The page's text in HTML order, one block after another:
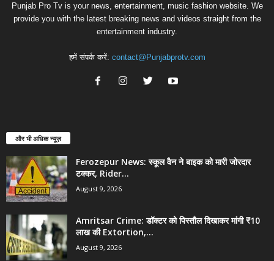
Punjab Pro Tv is your news, entertainment, music fashion website. We
provide you with the latest breaking news and videos straight from the
entertainment industry.
हमें संपर्क करें: contact@Punjabprotv.com
और भी अधिक न्यूज़
Ferozepur News: स्कूल वैन ने बाइक को मारी जोरदार
टक्कर, Rider...
August 9, 2026
Amritsar Crime: डॉक्टर को पिस्तौल दिखाकर मांगी ₹10
लाख की Extortion,...
August 9, 2026